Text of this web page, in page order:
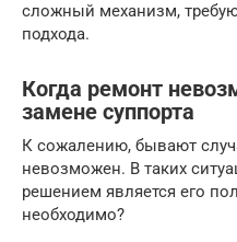
сложный механизм,
подхода.
Когда ремонт
замене суппорта
К сожалению, бывают
невозможен. В таких
решением является его
необходимо?